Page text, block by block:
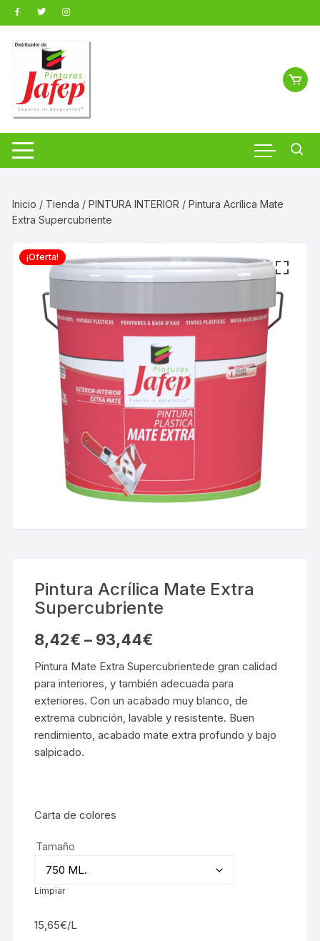
Saltar
al
contenido
Inicio / Tienda /PINTURA INTERIOR / Pintura Acrílica Mate
Extra Supercubriente
¡Oferta!
Pintura Acrílica Mate Extra
Supercubriente
8,42€ – 93,44€
Pintura Mate Extra Supercubrientede gran calidad
para interiores, y también adecuada para
exteriores. Con un acabado muy blanco, de
extrema cubrición, lavable y resistente. Buen
rendimiento, acabado mate extra profundo y bajo
salpicado.
Carta de colores
Tamaño
Limpiar
15,65€/L